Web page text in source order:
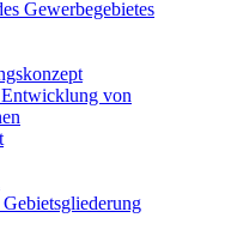
Gewerbegebietes
von